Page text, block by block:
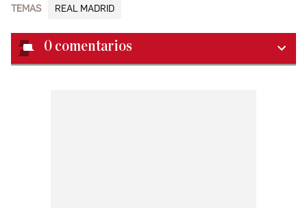
TEMAS REAL MADRID
0 comentarios